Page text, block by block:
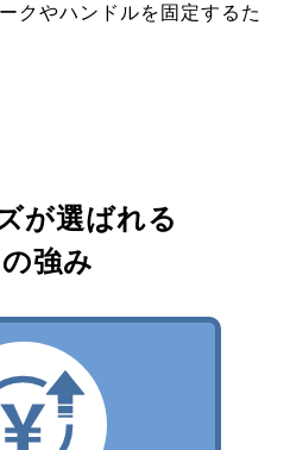
クやハンドルを固定するた
が選ばれる
強み